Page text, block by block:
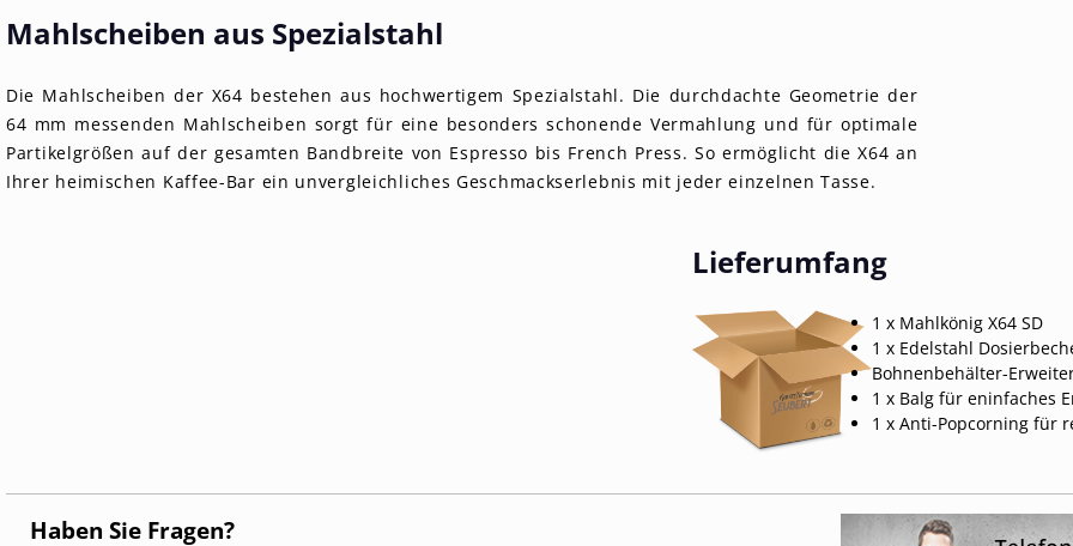
Mahlscheiben aus Spezialstahl
Die Mahlscheiben der X64 bestehen aus hochwertigem Spezialstahl. Die durchdachte Geometrie der
64 mm messenden Mahlscheiben sorgt für eine besonders schonende Vermahlung und für optimale
Partikelgrößen auf der gesamten Bandbreite von Espresso bis French Press. So ermöglicht die X64 an
Ihrer heimischen Kaffee-Bar ein unvergleichliches Geschmackserlebnis mit jeder einzelnen Tasse.
Lieferumfang
1 x Mahlkönig X64 SD
1 x Edelstahl
Bohnenbehälter-
1 x Balg für eninfaches
1 x Anti-Popcorning für
Haben Sie Fragen?